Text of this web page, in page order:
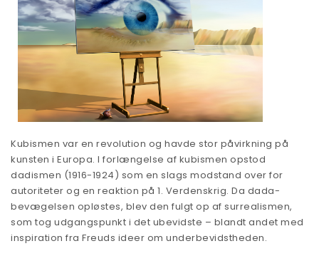
Kubismen var en revolution og havde stor påvirkning på
kunsten i Europa. I forlængelse af kubismen opstod
dadismen (1916-1924) som en slags modstand over for
autoriteter og en reaktion på 1. Verdenskrig. Da dada-
bevægelsen opløstes, blev den fulgt op af surrealismen,
som tog udgangspunkt i det ubevidste – blandt andet med
inspiration fra Freuds ideer om underbevidstheden.